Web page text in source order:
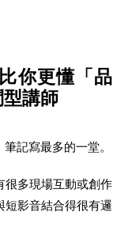
你更懂「品
講師
記寫最多的一堂。
很多現場互動或創作
短影音結合得很有邏